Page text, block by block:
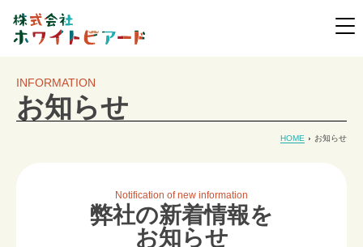
INFORMATION
お知らせ
HOME お知らせ
Notification of new information
弊社の新着情報を
お知らせ